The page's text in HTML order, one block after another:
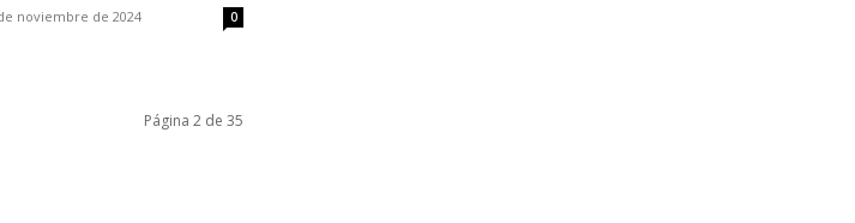
noviembre de 2024 0
Página 2 de 35